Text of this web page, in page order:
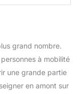
grand nombre.
à mobilité
une grande partie
en amont sur